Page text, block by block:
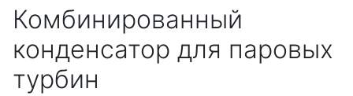
Комбинированный
конденсатор для паровых
турбин